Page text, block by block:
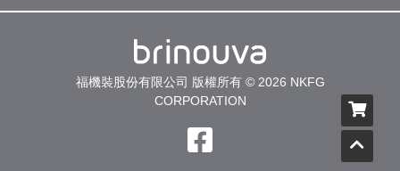
福機裝股份有限公司 版權所有 © 2026 NKFG
CORPORATION